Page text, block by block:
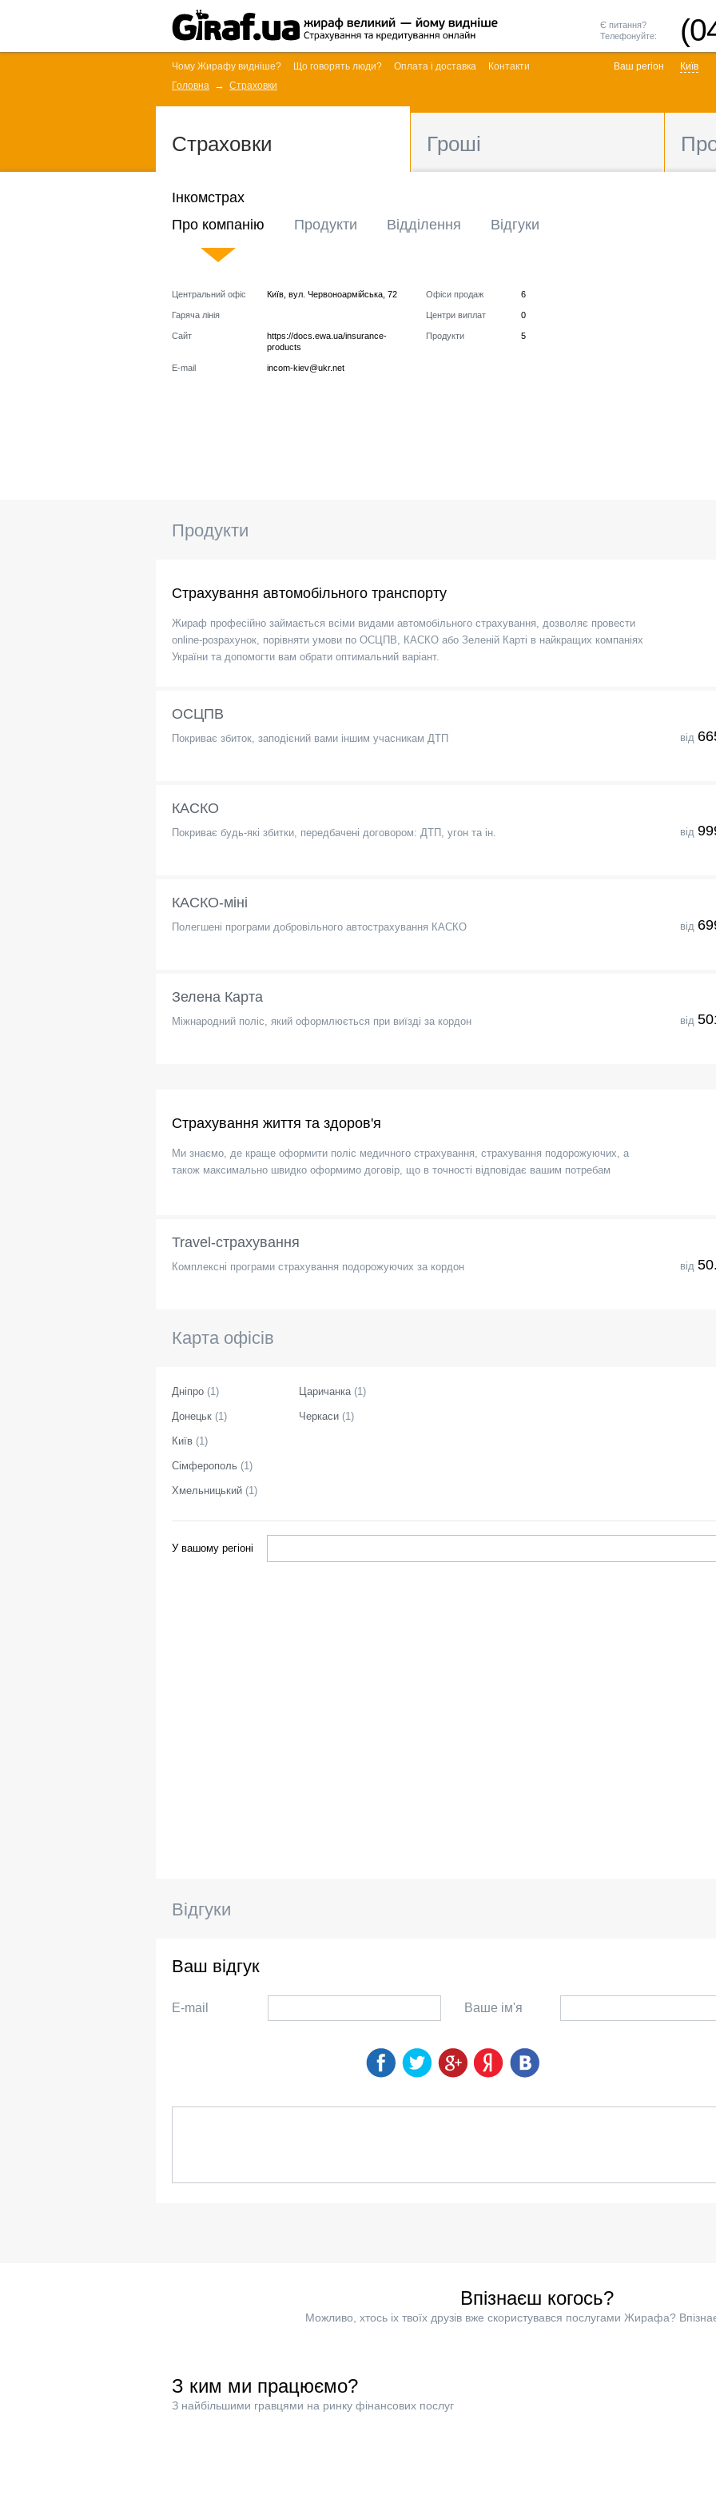
Є питання?
Телефонуйте:
Чому Жирафу видніше? Що говорять люди? Оплата і доставка
Контакти
Головна
Страховки
Ваш регіон Київ
Страховки Гроші
Інкомстрах
Про компанію
Продукти Відділення Відгуки
Центральний офіс Київ вул. Червоноармійська, 72
Гаряча лінія
Сайт
https://docs.ewa.ua/insurance-
products
E-mail incom-kiev@ukr.net
Офіси продаж 6
Центри виплат 0
Продукти 5
Продукти
Страхування автомобільного транспорту
Жираф професійно займається всіми видами автомобільного страхування, дозволяє провести
online-розрахунок, порівняти умови по ОСЦПВ, КАСКО або Зеленій Карті в найкращих компаніях
України та допомогти вам обрати оптимальний варіант.
ОСЦПВ
Покриває збиток, заподієний вами іншим учасникам ДТП від
КАСКО
Покриває будь-які збитки, передбачені договором: ДТП, угон та ін. від
КАСКО-міні
Полегшені програми добровільного автострахування КАСКО від
Зелена Карта
Міжнародний поліс, який оформлюється при виїзді за кордон від
Страхування життя та здоров'я
Ми знаємо, де краще оформити поліс медичного страхування, страхування подорожуючих, а
також максимально швидко оформимо договір, що в точності відповідає вашим потребам
Travel-страхування
Комплексні програми страхування подорожуючих за кордон від
Карта офісів
Дніпро (1)
Донецьк (1)
Київ (1)
Сімферополь (1)
Хмельницький (1)
Царичанка(1)
Черкаси (1)
У вашому регіоні
Відгуки
Ваш відгук
E-mail Ваше ім'я
Впізнаєш когось?
Можливо, хтось іх твоїх друзів вже скористувався послугами Жирафа?
З ким ми працюємо?
З найбільшими гравцями на ринку фінансових послуг